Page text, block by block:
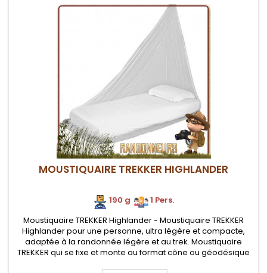
MOUSTIQUAIRE TREKKER HIGHLANDER
190 g
1 Pers.
Moustiquaire TREKKER Highlander - Moustiquaire TREKKER
Highlander pour une personne, ultra légère et compacte,
adaptée à la randonnée légère et au trek. Moustiquaire
TREKKER qui se fixe et monte au format cône ou géodésique